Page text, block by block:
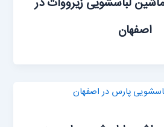
اصفهان